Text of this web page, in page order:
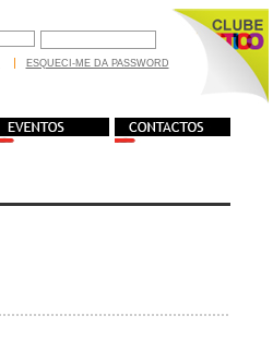
ESQUECI-ME DA PASSWORD